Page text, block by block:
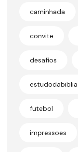
caminhada
convite
desafios
estudodabiblia
futebol
impressoes